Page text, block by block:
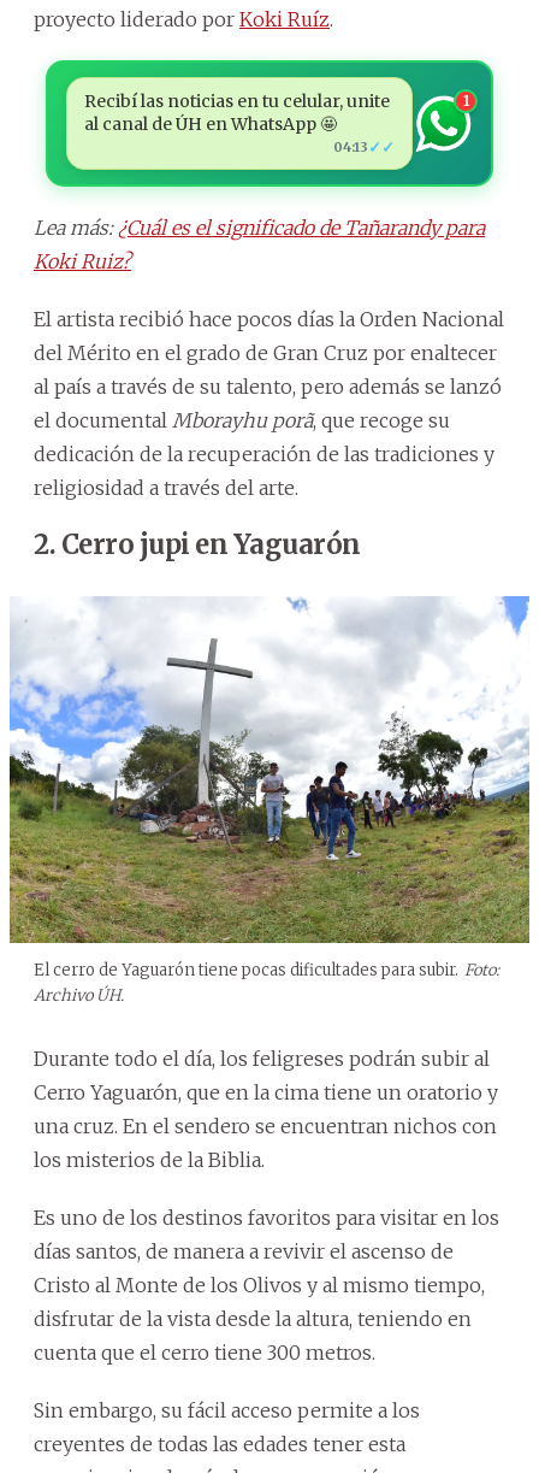
proyecto liderado por Koki Ruíz.
Recibí las noticias en tu celular, unite
al canal de ÚH en WhatsApp 🤩
04:13 ✓✓
1
Lea más:¿Cuál es el significado de Tañarandy para
Koki Ruiz?
El artista recibió hace pocos días la Orden Nacional
del Mérito en el grado de Gran Cruz por enaltecer
al país a través de su talento, pero además se lanzó
el documental Mborayhu porã, que recoge su
dedicación de la recuperación de las tradiciones y
religiosidad a través del arte.
2. Cerro jupi en Yaguarón
El cerro de Yaguarón tiene pocas dificultades para subir. Foto:
Archivo ÚH.
Durante todo el día, los feligreses podrán subir al
Cerro Yaguarón, que en la cima tiene un oratorio y
una cruz. En el sendero se encuentran nichos con
los misterios de la Biblia.
Es uno de los destinos favoritos para visitar en los
días santos, de manera a revivir el ascenso de
Cristo al Monte de los Olivos y al mismo tiempo,
disfrutar de la vista desde la altura, teniendo en
cuenta que el cerro tiene 300 metros.
Sin embargo, su fácil acceso permite a los
creyentes de todas las edades tener esta